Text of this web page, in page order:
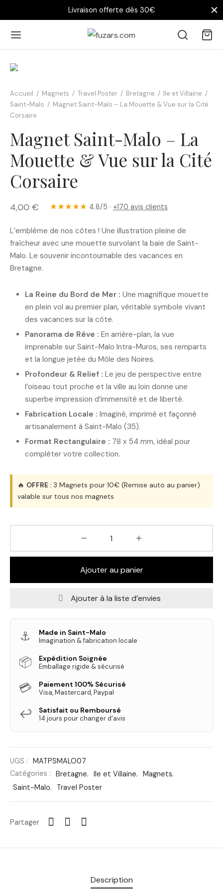
Livraison offerte dès 30€
Accueil / Magnets / Travel Poster / Bretagne / Ile et Villaine /
Saint-Malo / Magnet Saint-Malo – La Mouette & Vue sur la Cité
Corsaire
Magnet Saint-Malo – La
Mouette & Vue sur la Cité
Corsaire
4,00 € ★★★★★ 4.8/5 · +170 avis clients
L’emblème de nos côtes ! Une illustration pleine de
fraîcheur avec une mouette survolant la baie de Saint-
Malo. Le souvenir incontournable des vacances en
Bretagne.
La Reine du Bord de Mer : Une magnifique mouette
en plein vol au premier plan, véritable symbole vivant
des vacances sur la côte.
Panorama de Rêve : En arrière-plan, la vue
imprenable sur Saint-Malo Intra-Muros, ses remparts
et la longue jetée du Môle des Noires.
Profondeur & Relief : Le jeu de perspective entre
l’oiseau tout proche et la ville au loin donne une
superbe impression d’immensité et de liberté.
Fabrication Locale : Imaginé, imprimé et façonné
artisanalement à Saint-Malo (35).
Format Rectangulaire : 78 x 54 mm, idéal pour
compléter votre collection.
🔥 OFFRE : 3 Magnets pour 10€ (Remise auto au panier)
valable sur tous nos magnets
Ajouter au panier
Ajouter à la liste d’envies
⚓ Made in Saint-Malo
Imagination & fabrication locale
📦 Expédition Soignée
Emballage rigide & sécurisé
💳 Paiement 100% Sécurisé
Visa, Mastercard, Paypal
↩️ Satisfait ou Remboursé
14 jours pour changer d'avis
UGS :
MATPSMALO07
Catégories :
Bretagne, Ile et Villaine, Magnets,
Saint-Malo, Travel Poster
Partager
Description